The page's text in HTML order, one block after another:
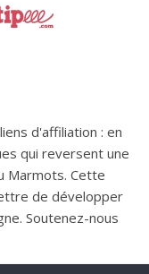
d'affiliation : en
qui reversent une
Marmots. Cette
de développer
Soutenez-nous